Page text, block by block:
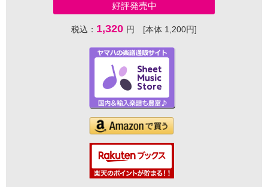
好評発売中
税込： 1,320 円 [本体 1,200円]